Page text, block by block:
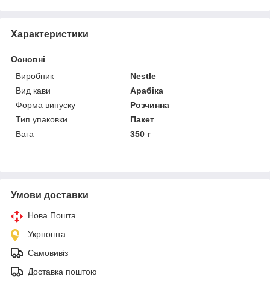
Характеристики
Основні
Виробник
Nestle
Вид кави
Арабіка
Форма випуску
Розчинна
Тип упаковки
Пакет
Вага
350 г
Умови доставки
Нова Пошта
Укрпошта
Самовивіз
Доставка поштою